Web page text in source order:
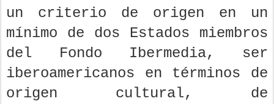
un criterio de origen en un
mínimo de dos Estados miembros
del Fondo Ibermedia, ser
iberoamericanos en términos de
origen cultural, de